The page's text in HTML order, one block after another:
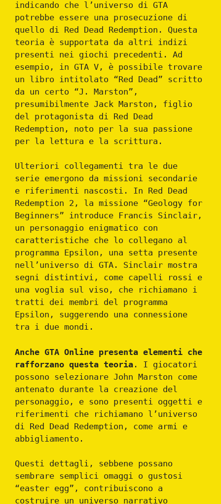
indicando che l’universo di GTA
potrebbe essere una prosecuzione di
quello di Red Dead Redemption. Questa
teoria è supportata da altri indizi
presenti nei giochi precedenti. Ad
esempio, in GTA V, è possibile trovare
un libro intitolato “Red Dead” scritto
da un certo “J. Marston”,
presumibilmente Jack Marston, figlio
del protagonista di Red Dead
Redemption, noto per la sua passione
per la lettura e la scrittura.
Ulteriori collegamenti tra le due
serie emergono da missioni secondarie
e riferimenti nascosti. In Red Dead
Redemption 2, la missione “Geology for
Beginners” introduce Francis Sinclair,
un personaggio enigmatico con
caratteristiche che lo collegano al
programma Epsilon, una setta presente
nell’universo di GTA. Sinclair mostra
segni distintivi, come capelli rossi e
una voglia sul viso, che richiamano i
tratti dei membri del programma
Epsilon, suggerendo una connessione
tra i due mondi.
Anche GTA Online presenta elementi che
rafforzano questa teoria . I giocatori
possono selezionare John Marston come
antenato durante la creazione del
personaggio, e sono presenti oggetti e
riferimenti che richiamano l’universo
di Red Dead Redemption, come armi e
abbigliamento.
Questi dettagli, sebbene possano
sembrare semplici omaggi o gustosi
“easter egg”, contribuiscono a
costruire un universo narrativo